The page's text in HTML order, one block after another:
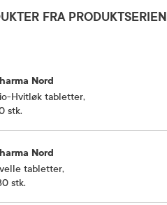
FRA PRODUKTSERIEN
Nord
Hvitløk tabletter,
stk.
Nord
tabletter,
stk.